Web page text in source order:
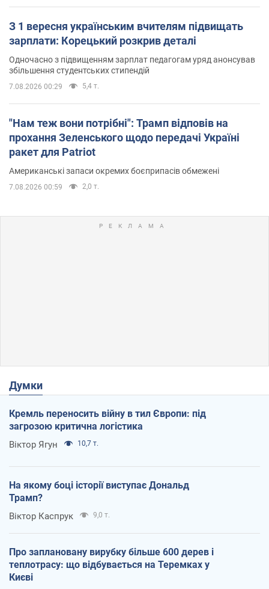
З 1 вересня українським вчителям підвищать
зарплати: Корецький розкрив деталі
Одночасно з підвищенням зарплат педагогам уряд анонсував
збільшення студентських стипендій
7.08.2026 00:29 5,4 т.
"Нам теж вони потрібні": Трамп відповів на
прохання Зеленського щодо передачі Україні
ракет для Patriot
Американські запаси окремих боєприпасів обмежені
7.08.2026 00:59 2,0 т.
Думки
Кремль переносить війну в тил Європи: під
загрозою критична логістика
Віктор Ягун 10,7 т.
На якому боці історії виступає Дональд
Трамп?
Віктор Каспрук 9,0 т.
Про заплановану вирубку більше 600 дерев і
теплотрасу: що відбувається на Теремках у
Києві